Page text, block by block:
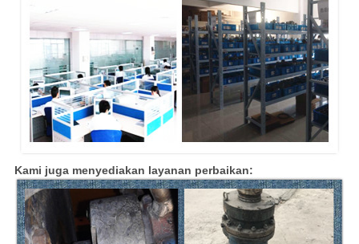
Kami juga menyediakan layanan perbaikan: